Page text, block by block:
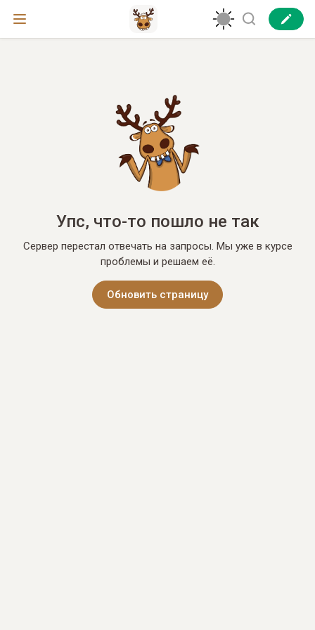
Упс, что-то пошло не так
Сервер перестал отвечать на запросы. Мы уже в курсе
проблемы и решаем её.
Обновить страницу